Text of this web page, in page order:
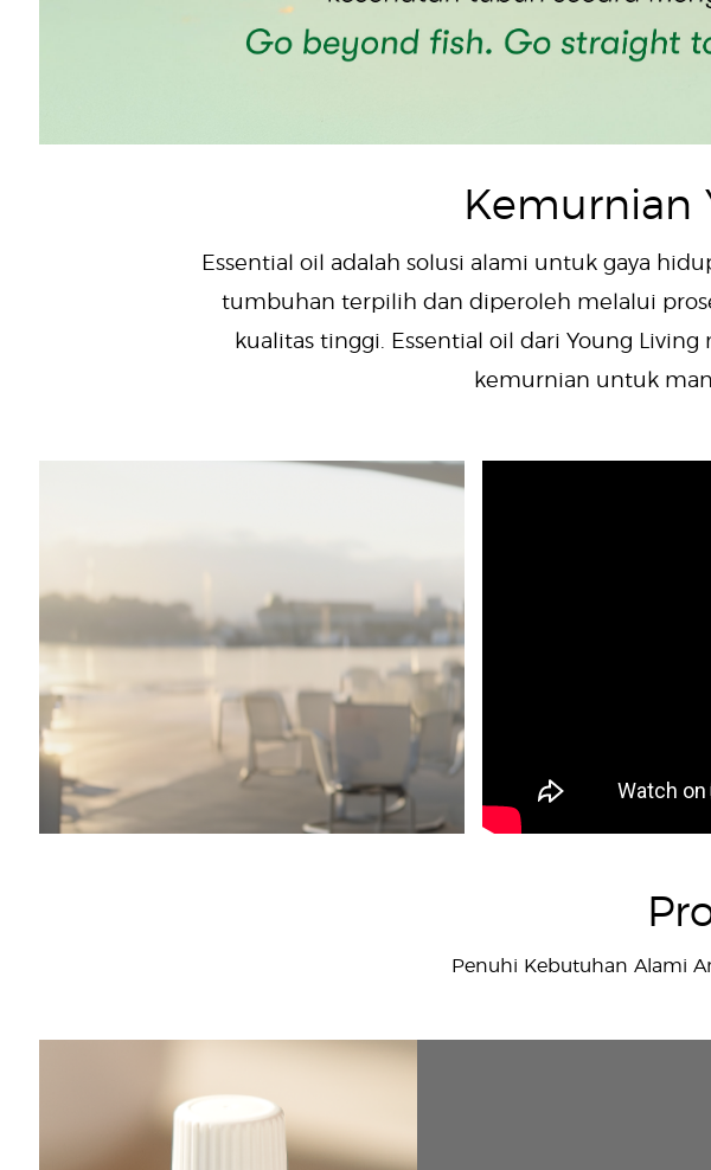
Kemurnian
Essential oil adalah solusi alami untuk gaya
tumbuhan terpilih dan diperoleh melalui
kualitas tinggi. Essential oil dari Young
kemurnian untuk
Penuhi Kebutuhan Alami